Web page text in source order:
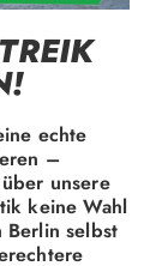
echte
–
unsere
keine Wahl
Berlin selbst